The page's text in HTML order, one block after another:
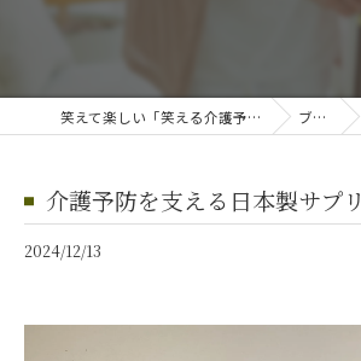
笑えて楽しい「笑える介護予防体操教室」 ブログ
介護予防を支える日本製サプリ
2024/12/13